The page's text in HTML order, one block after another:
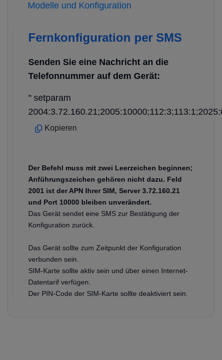
Modelle und Konfiguration
Fernkonfiguration per SMS
Senden Sie eine Nachricht an die
Telefonnummer auf dem Gerät:
" setparam
Kopieren
Der Befehl muss mit zwei Leerzeichen beginnen;
Anführungszeichen gehören nicht dazu. Feld
2001 ist der APN Ihrer SIM, Server 3.72.160.21
und Port 10000 bleiben unverändert.
Das Gerät sendet eine SMS zur Bestätigung der
Konfiguration zurück.
Das Gerät sollte zum Zeitpunkt der Konfiguration
verbunden sein.
SIM-Karte sollte aktiv sein und über einen Internet-
Datentarif verfügen.
Der PIN-Code der SIM-Karte sollte deaktiviert sein.